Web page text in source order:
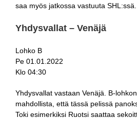
saa myös jatkossa vastuuta SHL:ssä.
Yhdysvallat – Venäjä
Lohko B
Pe 01.01.2022
Klo 04:30
Yhdysvallat vastaan Venäjä. B-
mahdollista, että tässä pelissä
Toki esimerkiksi Ruotsi saattaa